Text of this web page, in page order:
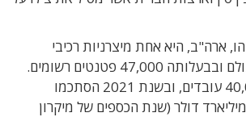
ארה"ב, היא אחת מיצרניות רכיבי
הזיכרון הגדולות בעולם ובבעלותה 47,000 פטנטים רשומים.
היא מעסיקה כ-40,000 עובדים, ובשנת 2021 הסתכמו
מכירותיה בכ-27.7 מיליארד דולר (שנת הכספים של מיקרון